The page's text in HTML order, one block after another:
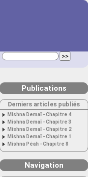
Publications
Derniers articles publiés
Mishna Demaï - Chapitre 4
Mishna Demaï - Chapitre 3
Mishna Demaï - Chapitre 2
Mishna Demaï - Chapitre 1
Mishna Péah - Chapitre 8
Navigation